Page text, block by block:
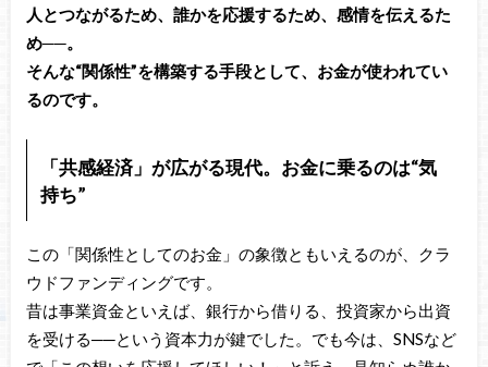
人とつながるため、誰かを応援するため、感情を伝えるた
め──。
そんな“関係性”を構築する手段として、お金が使われてい
るのです。
「共感経済」が広がる現代。お金に乗るのは“気
持ち”
この「関係性としてのお金」の象徴ともいえるのが、クラ
ウドファンディングです。
昔は事業資金といえば、銀行から借りる、投資家から出資
を受ける──という資本力が鍵でした。でも今は、SNSなど